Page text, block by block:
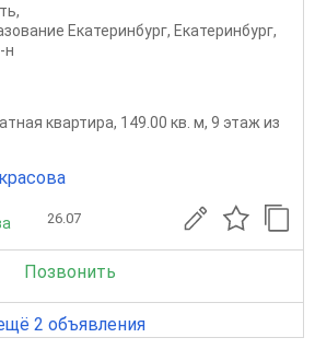
,
Екатеринбург, Екатеринбург,
н
квартира, 149.00 кв. м, 9 этаж из
26.07
Позвонить
2 объявления